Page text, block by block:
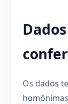
Os dados